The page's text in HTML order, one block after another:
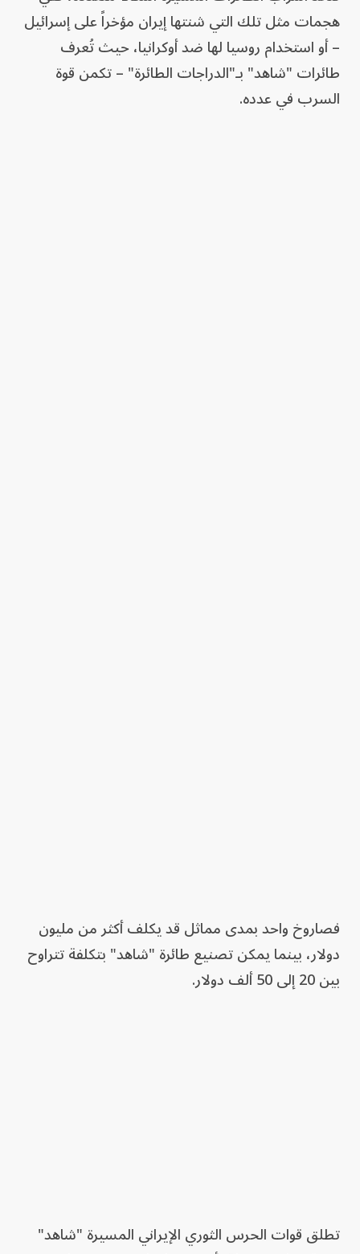
هجمات مثل تلك التي شنتها إيران مؤخراً على إسرائيل
– أو استخدام روسيا لها ضد أوكرانيا، حيث تُعرف
طائرات "شاهد" بـ"الدراجات الطائرة" – تكمن قوة
السرب في عدده.
فصاروخ واحد بمدى مماثل قد يكلف أكثر من مليون
دولار، بينما يمكن تصنيع طائرة "شاهد" بتكلفة تتراوح
بين 20 إلى 50 ألف دولار.
تطلق قوات الحرس الثوري الإيراني المسيرة "شاهد"